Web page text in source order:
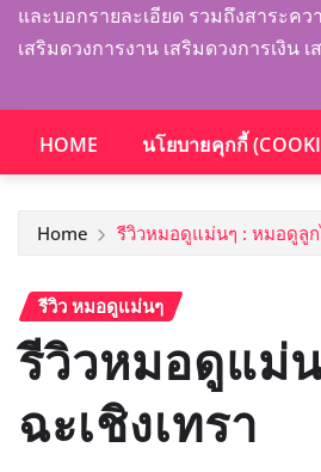
และบอกรายละเอียด รวมถึงสาระคว
เสริมดวงการงาน เสริมดวงการเงิน
HOME นโยบายคุกกี้
Home รีวิวหมอดูแม่นๆ : หมอดูลูก
รีวิว หมอดูแม่นๆ
รีวิวหมอดูแม่
ฉะเชิงเทรา